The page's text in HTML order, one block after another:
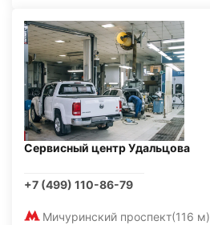
Сервисный центр Удальцова
+7 (499) 110-86-79
Мичуринский проспект(116 м)